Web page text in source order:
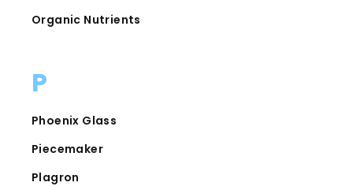
Organic Nutrients
P
Phoenix Glass
Piecemaker
Plagron